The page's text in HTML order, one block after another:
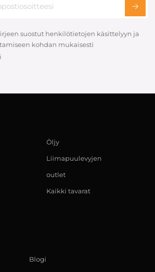
suostut henkilötietojen käsittelyyn ja
kohdan mukaisesti
Öljy
Liimapuulevyjen
outlet
Kaikki tavarat
Blogi